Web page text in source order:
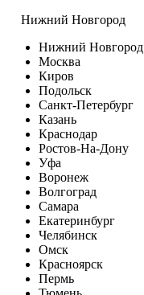
Нижний Новгород
Нижний Новгород
Москва
Киров
Подольск
Санкт-Петербург
Казань
Краснодар
Ростов-На-Дону
Уфа
Воронеж
Волгоград
Самара
Екатеринбург
Челябинск
Омск
Красноярск
Пермь